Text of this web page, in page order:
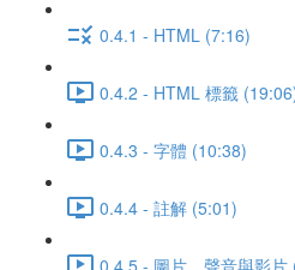
0.4.1 - HTML (7:16)
0.4.2 - HTML 標籤
0.4.3 - 字體 (10:38)
0.4.4 - 註解 (5:01)
0.4.5 - 圖片、聲音與影片